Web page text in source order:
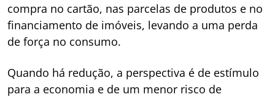
compra no cartão, nas parcelas de produtos e no
financiamento de imóveis, levando a uma perda
de força no consumo.
Quando há redução, a perspectiva é de estímulo
para a economia e de um menor risco de